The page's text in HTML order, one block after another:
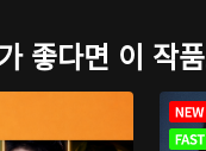
좋다면 이 작